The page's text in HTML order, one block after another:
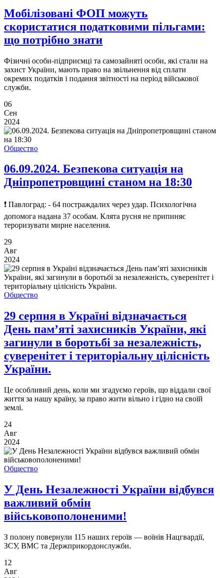
Мобілізовані ФОП можуть
скористатися податковими пільгами:
що потрібно знати
Фізичні особи-підприємці та самозайняті особи, які стали на
захист України, мають право на звільнення від сплати
окремих податків і подання звітності на період військової
служби.
06
Сен
2024
Общество
06.09.2024. Безпекова ситуація на
Дніпропетровщині станом на 18:30
❗ Павлоград: - 64 постраждалих через удар. Психологічна
допомога надана 37 особам. Клята русня не припиняє
тероризувати мирне населення.
29
Авг
2024
Общество
29 серпня в Україні відзначається
День пам’яті захисників України, які
загинули в боротьбі за незалежність,
суверенітет і територіальну цілісність
України.
Це особливий день, коли ми згадуємо героїв, що віддали свої
життя за нашу країну, за право жити вільно і гідно на своїй
землі.
24
Авг
2024
Общество
У День Незалежності України відбувся
важливий обмін
військовополоненими!
З полону повернули 115 наших героїв — воїнів Нацгвардії,
ЗСУ, ВМС та Держприкордонслужби.
12
Авг